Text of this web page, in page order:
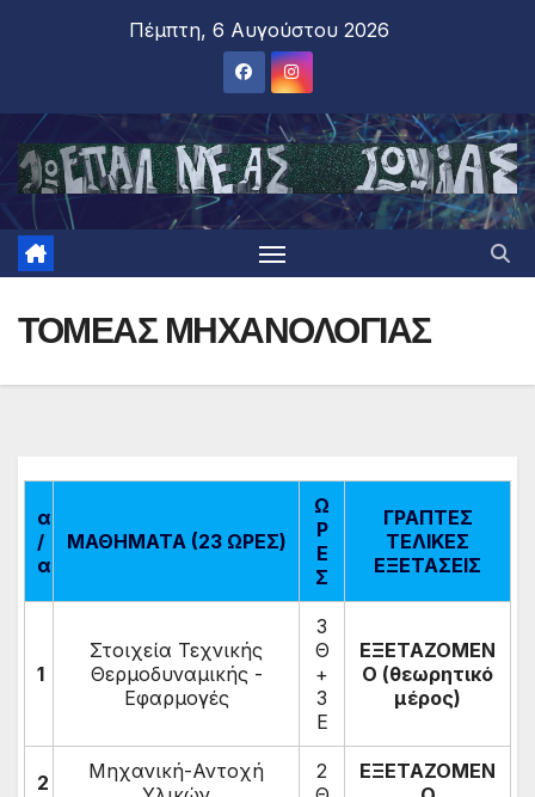
Πέμπτη, 6 Αυγούστου 2026
ΤΟΜΕΑΣ ΜΗΧΑΝΟΛΟΓΙΑΣ
α
/
α
ΜΑΘΗΜΑΤΑ (23 ΩΡΕΣ)
Ω
Ρ
Ε
Σ
ΓΡΑΠΤΕΣ
ΤΕΛΙΚΕΣ
ΕΞΕΤΑΣΕΙΣ
1
Στοιχεία Τεχνικής
Θερμοδυναμικής -
Εφαρμογές
3
Θ
+
3
Ε
ΕΞΕΤΑΖΟΜΕΝ
Ο (θεωρητικό
μέρος)
2
Μηχανική-Αντοχή
2
ΕΞΕΤΑΖΟΜΕΝ